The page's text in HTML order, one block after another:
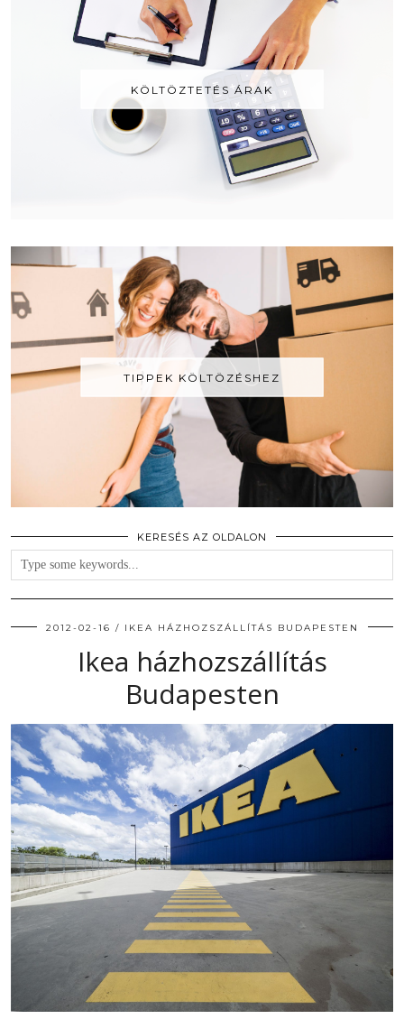
KÖLTÖZTETÉS ÁRAK
TIPPEK KÖLTÖZÉSHEZ
KERESÉS AZ OLDALON
2012-02-16 IKEA HÁZHOZSZÁLLÍTÁS BUDAPESTEN
Ikea házhozszállítás
Budapesten